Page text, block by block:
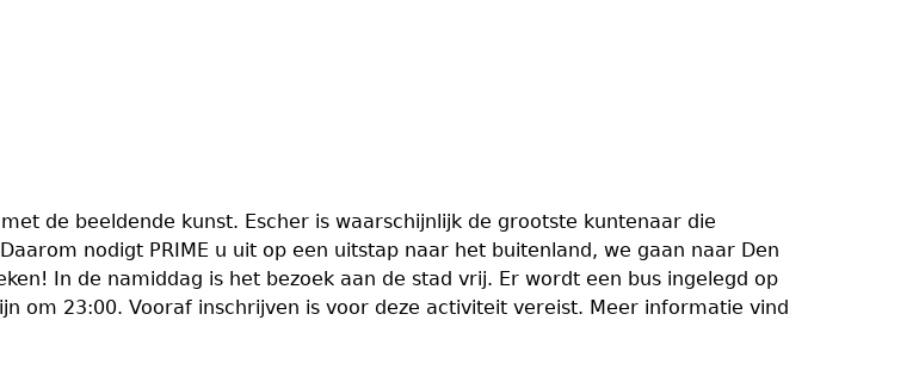
de beeldende kunst. Escher is waarschijnlijk de grootste kuntenaar die
nodigt PRIME u uit op een uitstap naar het buitenland, we gaan naar Den
In de namiddag is het bezoek aan de stad vrij. Er wordt een bus ingelegd op
om 23:00. Vooraf inschrijven is voor deze activiteit vereist. Meer informatie vind